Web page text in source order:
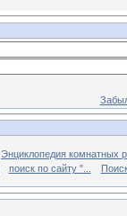
Энциклопедия комнатных
поиск по сайту "...